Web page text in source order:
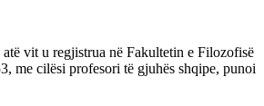
vit u regjistrua në Fakultetin e Filozofisë
me cilësi profesori të gjuhës shqipe, punoi